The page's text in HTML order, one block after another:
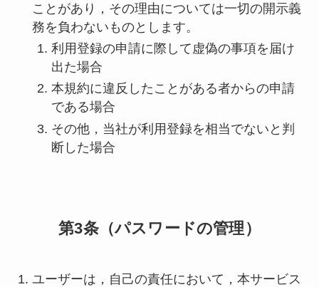
ことがあり，その理由については一切の開示義
務を負わないものとします。
利用登録の申請に際して虚偽の事項を届け
出た場合
本規約に違反したことがある者からの申請
である場合
その他，当社が利用登録を相当でないと判
断した場合
第3条（パスワードの管理）
ユーザーは，自己の責任において，本サービス